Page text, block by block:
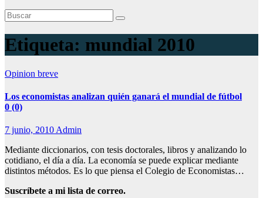
Etiqueta: mundial 2010
Opinion breve
Los economistas analizan quién ganará el mundial de fútbol
0 (0)
7 junio, 2010Admin
Mediante diccionarios, con tesis doctorales, libros y analizando lo
cotidiano, el día a día. La economía se puede explicar mediante
distintos métodos. Es lo que piensa el Colegio de Economistas…
Suscríbete a mi lista de correo.